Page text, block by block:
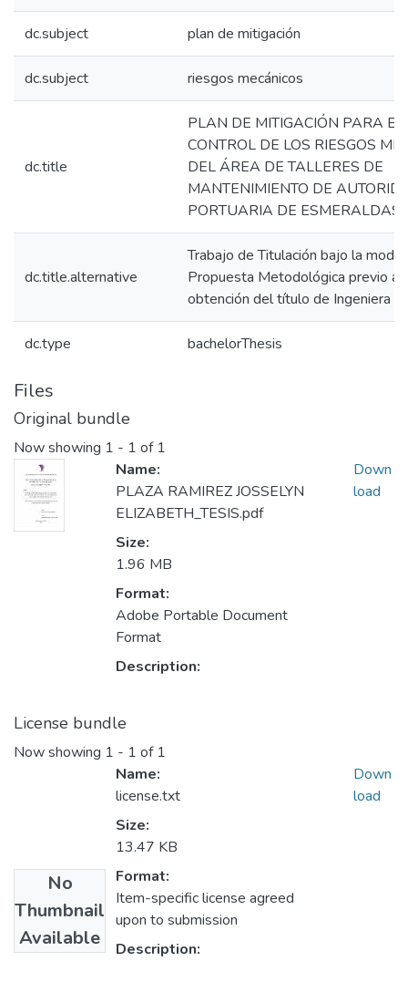
dc.subject plan de mitigación
dc.subject riesgos mecánicos
dc.title
PLAN DE MITIGACIÓN PARA EL
CONTROL DE LOS RIESGOS
DEL ÁREA DE TALLERES DE
MANTENIMIENTO DE
PORTUARIA DE ESMERALDAS
dc.title.alternative
Trabajo de Titulación bajo la
Propuesta Metodológica previo a
obtención del título de Ingeniera
dc.type bachelorThesis
Files
Original bundle
Now showing 1 - 1 of 1
Name:
PLAZA RAMIREZ JOSSELYN
ELIZABETH_TESIS.pdf
Size:
1.96 MB
Format:
Adobe Portable Document
Format
Description:
Down
load
License bundle
Now showing 1 - 1 of 1
No
Thumbnail
Available
Name:
license.txt
Size:
13.47 KB
Format:
Item-specific license agreed
upon to submission
Description:
Down
load